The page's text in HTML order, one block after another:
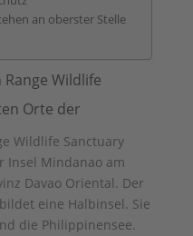
an oberster Stelle
Wildlife
Orte der
Wildlife Sanctuary
Insel Mindanao am
Davao Oriental. Der
eine Halbinsel. Sie
die Philippinensee.